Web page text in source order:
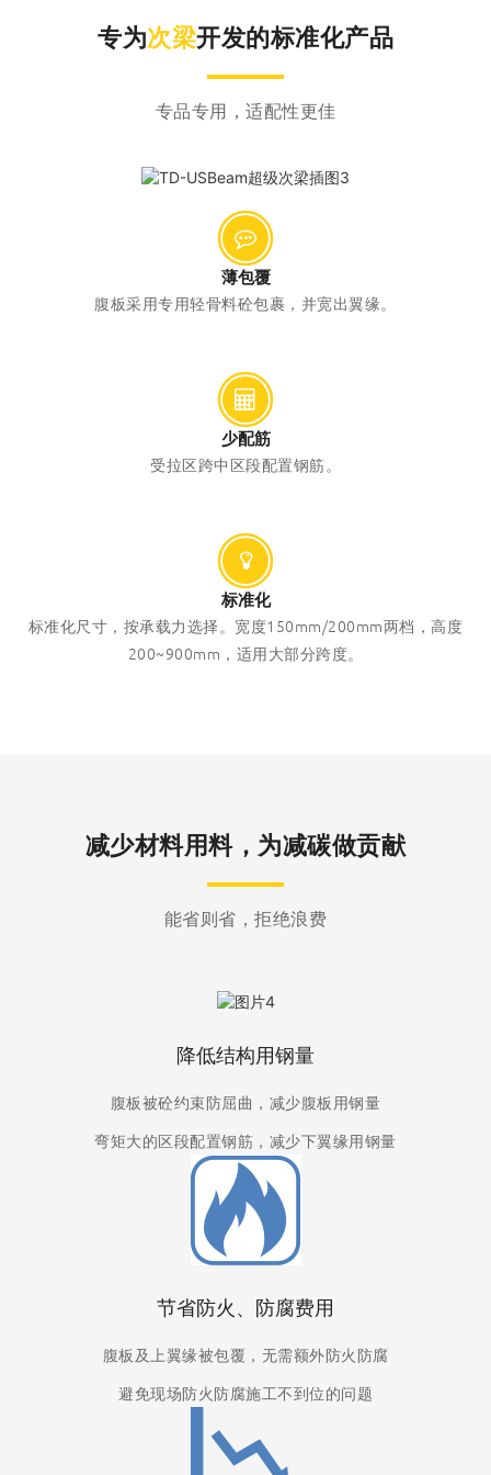
专为次梁开发的标准化产品
专品专用，适配性更佳
薄包覆
腹板采用专用轻骨料砼包裹，并宽出翼缘。
少配筋
受拉区跨中区段配置钢筋。
标准化
标准化尺寸，按承载力选择。宽度150mm/200mm两档，高度
200~900mm，适用大部分跨度。
减少材料用料，为减碳做贡献
能省则省，拒绝浪费
降低结构用钢量
腹板被砼约束防屈曲，减少腹板用钢量
弯矩大的区段配置钢筋，减少下翼缘用钢量
节省防火、防腐费用
腹板及上翼缘被包覆，无需额外防火防腐
避免现场防火防腐施工不到位的问题